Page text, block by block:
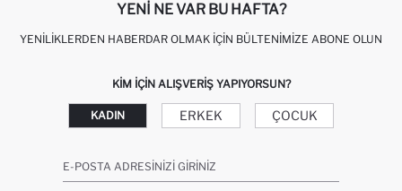
YENI NE VAR BU HAFTA?
YENILIKLERDEN HABERDAR OLMAK İÇIN BÜLTENIMIZE ABONE OLUN
KIM IÇIN ALIŞVERIŞ YAPIYORSUN?
KADIN ERKEK ÇOCUK
E-POSTA ADRESINIZI GIRINIZ